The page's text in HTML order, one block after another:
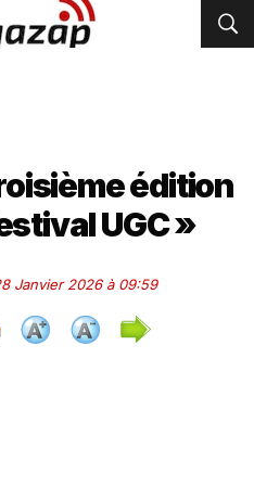
édition
UGC »
Janvier 2026 à 09:59